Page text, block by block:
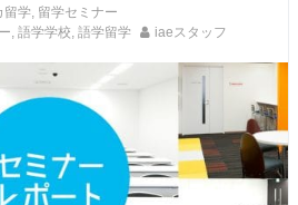
留学, 留学セミナー
, 語学学校, 語学留学 iaeスタッフ